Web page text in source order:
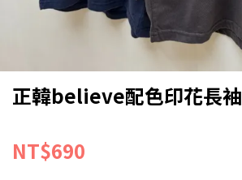
正韓believe配色印花長袖
NT$690